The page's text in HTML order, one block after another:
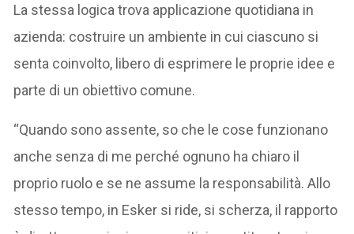
La stessa logica trova applicazione quotidiana in
azienda: costruire un ambiente in cui ciascuno si
senta coinvolto, libero di esprimere le proprie idee e
parte di un obiettivo comune.
“Quando sono assente, so che le cose funzionano
anche senza di me perché ognuno ha chiaro il
proprio ruolo e se ne assume la responsabilità. Allo
stesso tempo, in Esker si ride, si scherza, il rapporto